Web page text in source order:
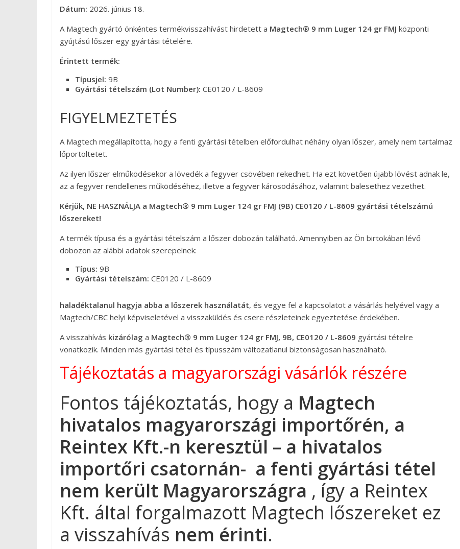
Dátum: 2026. június 18.
A Magtech gyártó önkéntes termékvisszahívást hirdetett a Magtech® 9 mm Luger 124 gr FMJ központi
gyújtású lőszer egy gyártási tételére.
Érintett termék:
Típusjel: 9B
Gyártási tételszám (Lot Number): CE0120 / L-8609
FIGYELMEZTETÉS
A Magtech megállapította, hogy a fenti gyártási tételben előfordulhat néhány olyan lőszer, amely nem tartalmaz
lőportöltetet.
Az ilyen lőszer elműködésekor a lövedék a fegyver csövében rekedhet. Ha ezt követően újabb lövést adnak le,
az a fegyver rendellenes működéséhez, illetve a fegyver károsodásához, valamint balesethez vezethet.
Kérjük, NE HASZNÁLJA a Magtech® 9 mm Luger 124 gr FMJ (9B) CE0120 / L-8609 gyártási tételszámú
lőszereket!
A termék típusa és a gyártási tételszám a lőszer dobozán található. Amennyiben az Ön birtokában lévő
dobozon az alábbi adatok szerepelnek:
Típus: 9B
Gyártási tételszám: CE0120 / L-8609
haladéktalanul hagyja abba a lőszerek használatát, és vegye fel a kapcsolatot a vásárlás helyével vagy a
Magtech/CBC helyi képviseletével a visszaküldés és csere részleteinek egyeztetése érdekében.
A visszahívás kizárólag a Magtech® 9 mm Luger 124 gr FMJ, 9B, CE0120 / L-8609 gyártási tételre
vonatkozik. Minden más gyártási tétel és típusszám változatlanul biztonságosan használható.
Tájékoztatás a magyarországi vásárlók részére
Fontos tájékoztatás, hogy a Magtech
hivatalos magyarországi importőrén, a
Reintex Kft.-n keresztül – a hivatalos
importőri csatornán- a fenti gyártási tétel
nem került Magyarországra , így a Reintex
Kft. által forgalmazott Magtech lőszereket ez
a visszahívás nem érinti.